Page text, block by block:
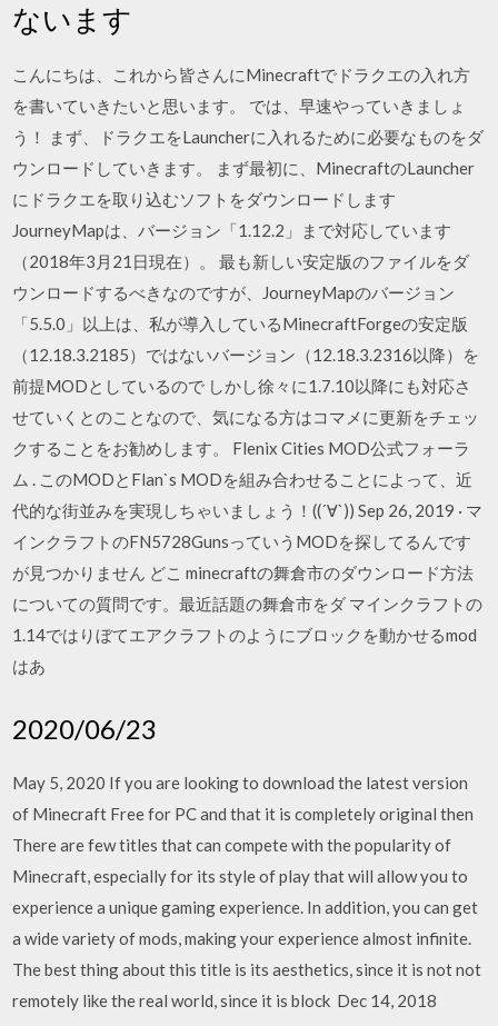
ないます
こんにちは、これから皆さんにMinecraftでドラクエの入れ方
を書いていきたいと思います。 では、早速やっていきましょ
う！ まず、ドラクエをLauncherに入れるために必要なものをダ
ウンロードしていきます。 まず最初に、MinecraftのLauncher
にドラクエを取り込むソフトをダウンロードします
JourneyMapは、バージョン「1.12.2」まで対応しています
（2018年3月21日現在）。 最も新しい安定版のファイルをダ
ウンロードするべきなのですが、JourneyMapのバージョン
「5.5.0」以上は、私が導入しているMinecraftForgeの安定版
（12.18.3.2185）ではないバージョン（12.18.3.2316以降）を
前提MODとしているので しかし徐々に1.7.10以降にも対応さ
せていくとのことなので、気になる方はコマメに更新をチェッ
クすることをお勧めします。 Flenix Cities MOD公式フォーラ
ム . このMODとFlan`s MODを組み合わせることによって、近
代的な街並みを実現しちゃいましょう！((´∀`)) Sep 26, 2019 · マ
インクラフトのFN5728GunsっていうMODを探してるんです
が見つかりません どこ minecraftの舞倉市のダウンロード方法
についての質問です。最近話題の舞倉市をダ マインクラフトの
1.14ではりぼてエアクラフトのようにブロックを動かせるmod
はあ
2020/06/23
May 5, 2020 If you are looking to download the latest version
of Minecraft Free for PC and that it is completely original then
There are few titles that can compete with the popularity of
Minecraft, especially for its style of play that will allow you to
experience a unique gaming experience. In addition, you can get
a wide variety of mods, making your experience almost infinite.
The best thing about this title is its aesthetics, since it is not not
remotely like the real world, since it is block Dec 14, 2018